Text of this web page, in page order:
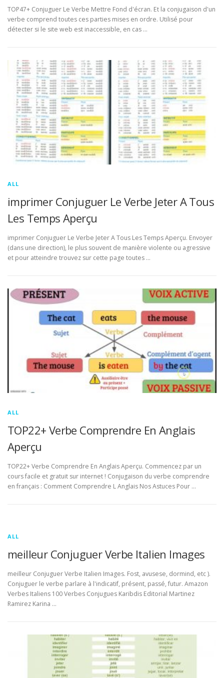
TOP47+ Conjuguer Le Verbe Mettre Fond d'écran. Et la conjugaison d'un
verbe comprend toutes ces parties mises en ordre. Utilisé pour
détecter si le site web est inaccessible, en cas …
ALL
imprimer Conjuguer Le Verbe Jeter A Tous
Les Temps Aperçu
imprimer Conjuguer Le Verbe Jeter A Tous Les Temps Aperçu. Envoyer
(dans une direction), le plus souvent de manière violente ou agressive
et pour atteindre trouvez sur cette page toutes …
ALL
TOP22+ Verbe Comprendre En Anglais
Aperçu
TOP22+ Verbe Comprendre En Anglais Aperçu. Commencez par un
cours facile et gratuit sur internet ! Conjugaison du verbe comprendre
en français : Comment Comprendre L Anglais Nos Astuces Pour …
ALL
meilleur Conjuguer Verbe Italien Images
meilleur Conjuguer Verbe Italien Images. Fost, avusese, dormind, etc ).
Conjuguer le verbe parlare à l'indicatif, présent, passé, futur. Amazon
Verbes Italiens 100 Verbes Conjugues Karibdis Editorial Martinez
Ramirez Karina …